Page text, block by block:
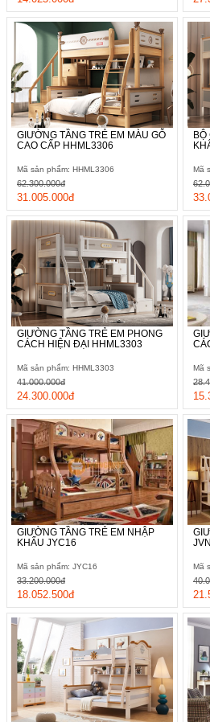
gian, nhu cầu, tính cách, sở thích
GIƯỜNG TẦNG TRẺ EM MÀU GỖ
CAO CẤP HHML3306
Mã sản phẩm: HHML3306
31.005.000đ
62.300.000đ
Mã
GIƯỜNG TẦNG TRẺ EM PHONG
CÁCH HIỆN ĐẠI HHML3303
Mã sản phẩm: HHML3303
24.300.000đ
41.000.000đ
Mã
GIƯỜNG TẦNG TRẺ EM NHẬP
KHẨU JYC16
Mã sản phẩm: JYC16
18.052.500đ
33.200.000đ
Mã